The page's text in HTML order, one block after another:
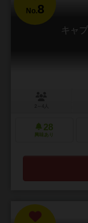
No.8
キャ
28
興味あり